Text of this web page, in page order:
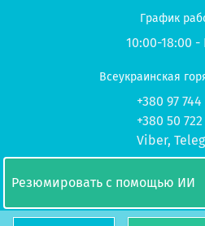
© 2026 UP-STUDY
График
10:00-18:00
Всеукраинская
+380 97 744
+380 50 722
Viber,
Резюмировать с помощью ИИ